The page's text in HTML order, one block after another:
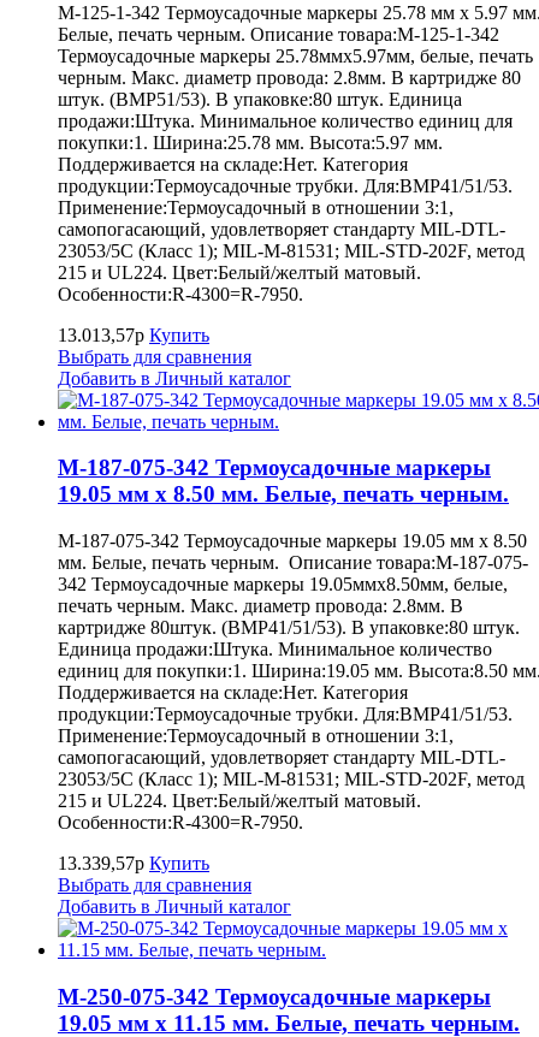
M-125-1-342 Термоусадочные маркеры 25.78 мм х 5.97
Белые, печать черным. Описание товара:M-125-1-342
Термоусадочные маркеры 25.78ммх5.97мм, белые, печать
черным. Макс. диаметр провода: 2.8мм. В картридже 80
штук. (BMP51/53). В упаковке:80 штук. Единица
продажи:Штука. Минимальное количество единиц для
покупки:1. Ширина:25.78 мм. Высота:5.97 мм.
Поддерживается на складе:Нет. Категория
продукции:Термоусадочные трубки. Для:BMP41/51/53.
Применение:Термоусадочный в отношении 3:1,
самопогасающий, удовлетворяет стандарту MIL-DTL-
23053/5C (Класс 1); MIL-M-81531; MIL-STD-202F, метод
215 и UL224. Цвет:Белый/желтый матовый.
Особенности:R-4300=R-7950.
13.013,57р Купить
Выбрать для сравнения
Добавить в Личный каталог
M-187-075-342 Термоусадочные маркеры
19.05 мм х 8.50 мм. Белые, печать черным.
M-187-075-342 Термоусадочные маркеры 19.05 мм х 8.50
мм. Белые, печать черным. Описание товара:M-187-075-
342 Термоусадочные маркеры 19.05ммх8.50мм, белые,
печать черным. Макс. диаметр провода: 2.8мм. В
картридже 80штук. (BMP41/51/53). В упаковке:80 штук.
Единица продажи:Штука. Минимальное количество
единиц для покупки:1. Ширина:19.05 мм. Высота:8.50
Поддерживается на складе:Нет. Категория
продукции:Термоусадочные трубки. Для:BMP41/51/53.
Применение:Термоусадочный в отношении 3:1,
самопогасающий, удовлетворяет стандарту MIL-DTL-
23053/5C (Класс 1); MIL-M-81531; MIL-STD-202F, метод
215 и UL224. Цвет:Белый/желтый матовый.
Особенности:R-4300=R-7950.
13.339,57р Купить
Выбрать для сравнения
Добавить в Личный каталог
M-250-075-342 Термоусадочные маркеры
19.05 мм х 11.15 мм. Белые, печать черным.